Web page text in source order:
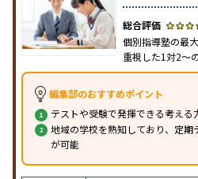
個別指導塾の最
重視した1対2〜
編集部のおすすめポイント
テストや受験で発揮できる考える
地域の学校を熟知しており、定
が可能